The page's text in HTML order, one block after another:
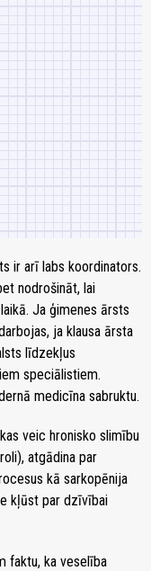
ir arī labs koordinators.
nodrošināt, lai
Ja ģimenes ārsts
ja klausa ārsta
līdzekļus
speciālistiem.
medicīna sabruktu.
veic hronisko slimību
atgādina par
kā sarkopēnija
kļūst par dzīvībai
faktu, ka veselība